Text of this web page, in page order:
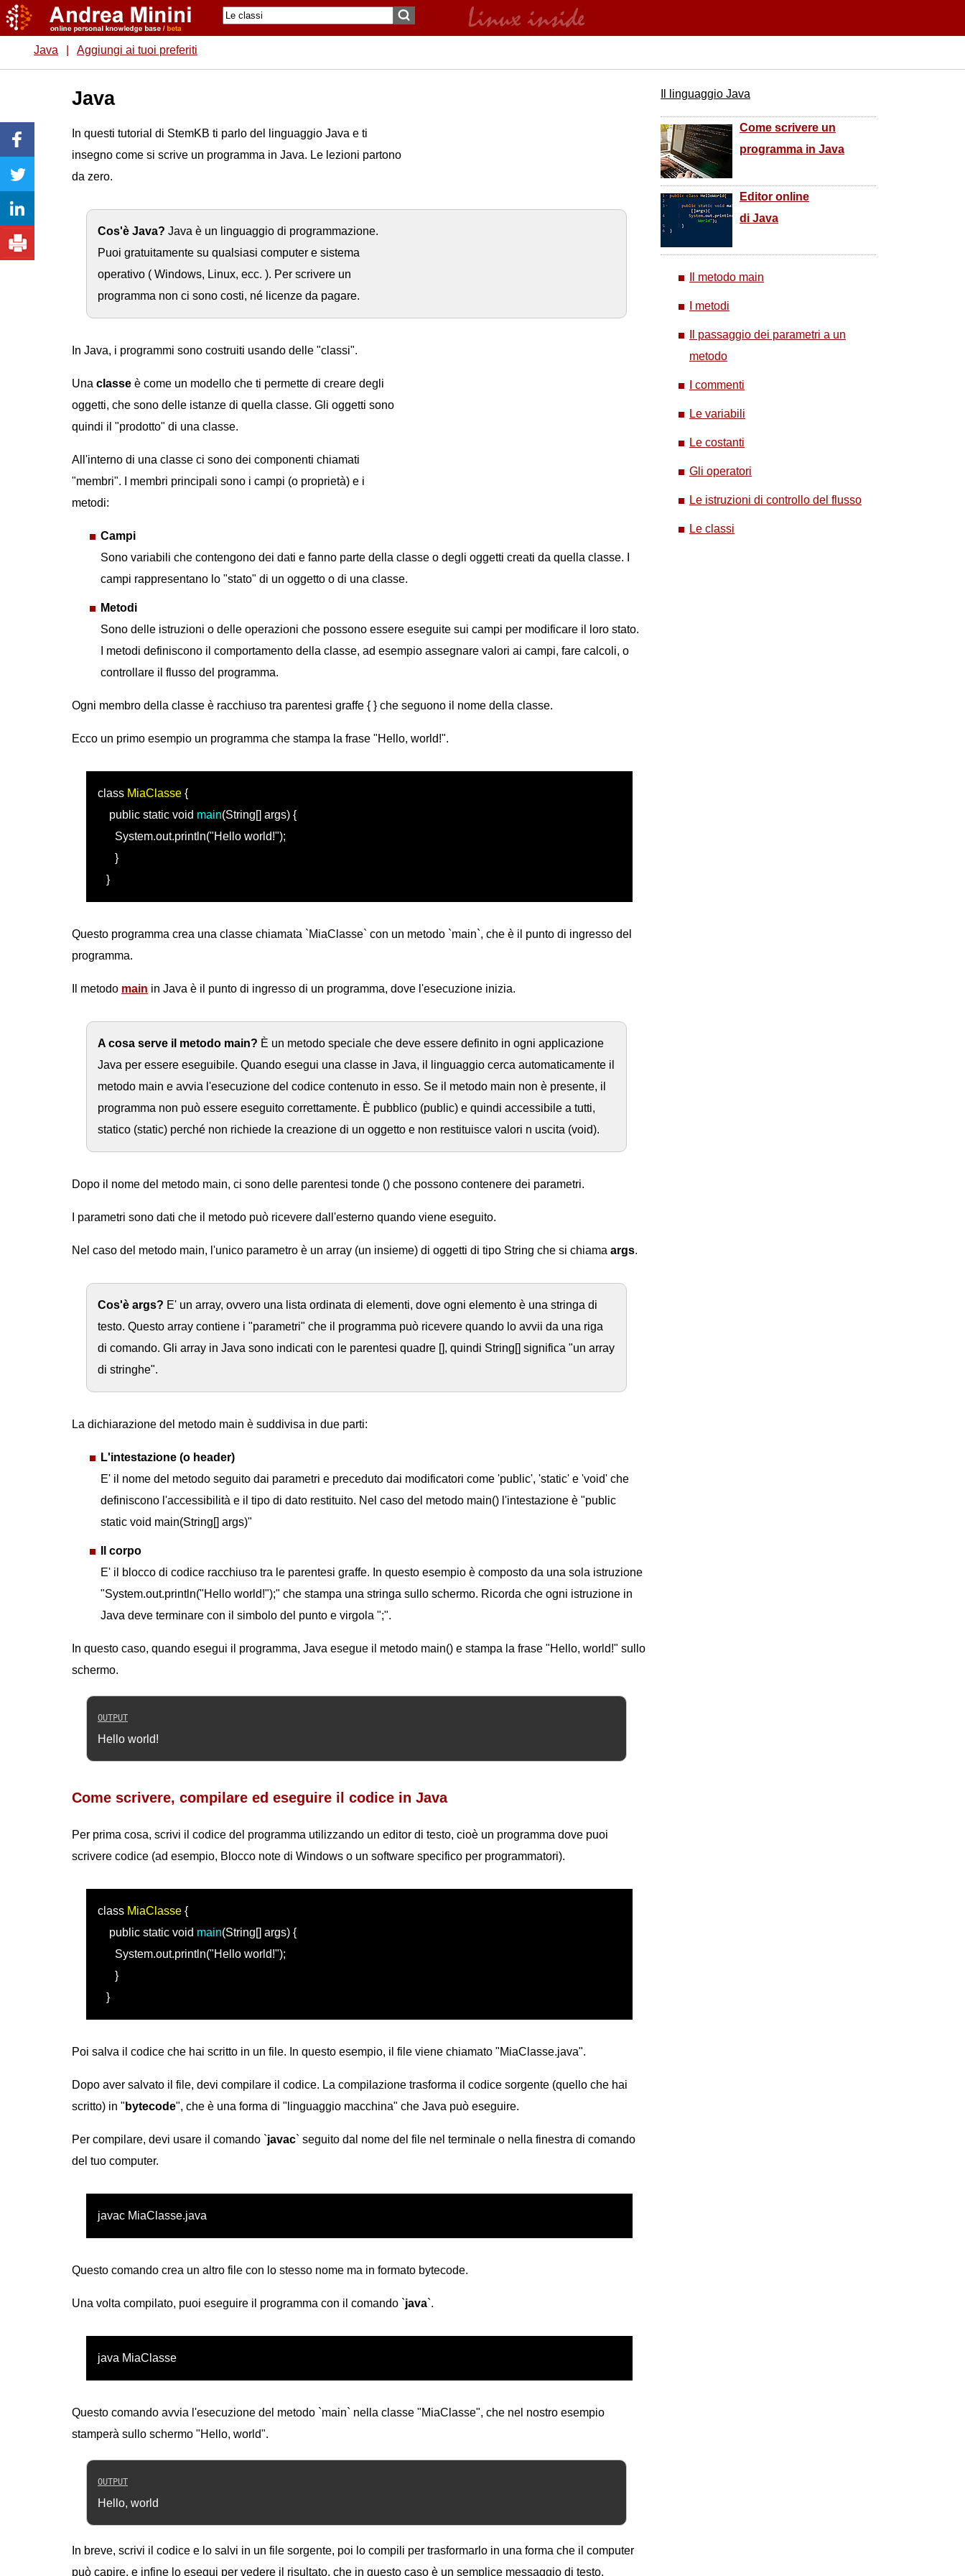
Java Aggiungi ai tuoi preferiti
Java
In questi tutorial di StemKB ti parlo del linguaggio Java e ti
insegno come si scrive un programma in Java. Le lezioni partono
da zero.
Cos'è Java? Java è un linguaggio di programmazione.
Puoi gratuitamente su qualsiasi computer e sistema
operativo ( Windows, Linux, ecc. ). Per scrivere un
programma non ci sono costi, né licenze da pagare.
In Java, i programmi sono costruiti usando delle "classi".
Una classe è come un modello che ti permette di creare degli
oggetti, che sono delle istanze di quella classe. Gli oggetti sono
quindi il "prodotto" di una classe.
All'interno di una classe ci sono dei componenti chiamati
"membri". I membri principali sono i campi (o proprietà) e i
metodi:
Campi
Sono variabili che contengono dei dati e fanno parte della classe o degli oggetti creati da quella classe. I
campi rappresentano lo "stato" di un oggetto o di una classe.
Metodi
Sono delle istruzioni o delle operazioni che possono essere eseguite sui campi per modificare il loro stato.
I metodi definiscono il comportamento della classe, ad esempio assegnare valori ai campi, fare calcoli, o
controllare il flusso del programma.
Ogni membro della classe è racchiuso tra parentesi graffe { } che seguono il nome della classe.
Ecco un primo esempio un programma che stampa la frase "Hello, world!".
class MiaClasse {
public static void main(String[] args) {
System.out.println("Hello world!");
}
}
Questo programma crea una classe chiamata `MiaClasse` con un metodo `main`, che è il punto di ingresso del
programma.
Il metodo main in Java è il punto di ingresso di un programma, dove l'esecuzione inizia.
A cosa serve il metodo main? È un metodo speciale che deve essere definito in ogni applicazione
Java per essere eseguibile. Quando esegui una classe in Java, il linguaggio cerca automaticamente il
metodo main e avvia l'esecuzione del codice contenuto in esso. Se il metodo main non è presente, il
programma non può essere eseguito correttamente. È pubblico (public) e quindi accessibile a tutti,
statico (static) perché non richiede la creazione di un oggetto e non restituisce valori n uscita (void).
Dopo il nome del metodo main, ci sono delle parentesi tonde () che possono contenere dei parametri.
I parametri sono dati che il metodo può ricevere dall'esterno quando viene eseguito.
Nel caso del metodo main, l'unico parametro è un array (un insieme) di oggetti di tipo String che si chiama args.
Cos'è args? E' un array, ovvero una lista ordinata di elementi, dove ogni elemento è una stringa di
testo. Questo array contiene i "parametri" che il programma può ricevere quando lo avvii da una riga
di comando. Gli array in Java sono indicati con le parentesi quadre [], quindi String[] significa "un array
di stringhe".
La dichiarazione del metodo main è suddivisa in due parti:
L'intestazione (o header)
E' il nome del metodo seguito dai parametri e preceduto dai modificatori come 'public', 'static' e 'void' che
definiscono l'accessibilità e il tipo di dato restituito. Nel caso del metodo main() l'intestazione è "public
static void main(String[] args)"
Il corpo
E' il blocco di codice racchiuso tra le parentesi graffe. In questo esempio è composto da una sola istruzione
"System.out.println("Hello world!");" che stampa una stringa sullo schermo. Ricorda che ogni istruzione in
Java deve terminare con il simbolo del punto e virgola ";".
In questo caso, quando esegui il programma, Java esegue il metodo main() e stampa la frase "Hello, world!" sullo
schermo.
Hello world!
Come scrivere, compilare ed eseguire il codice in Java
Per prima cosa, scrivi il codice del programma utilizzando un editor di testo, cioè un programma dove puoi
scrivere codice (ad esempio, Blocco note di Windows o un software specifico per programmatori).
class MiaClasse {
public static void main(String[] args) {
System.out.println("Hello world!");
}
}
Poi salva il codice che hai scritto in un file. In questo esempio, il file viene chiamato "MiaClasse.java".
Dopo aver salvato il file, devi compilare il codice. La compilazione trasforma il codice sorgente (quello che hai
scritto) in " bytecode", che è una forma di "linguaggio macchina" che Java può eseguire.
Per compilare, devi usare il comando `javac` seguito dal nome del file nel terminale o nella finestra di comando
del tuo computer.
javac MiaClasse.java
Questo comando crea un altro file con lo stesso nome ma in formato bytecode.
Una volta compilato, puoi eseguire il programma con il comando `java`.
java MiaClasse
Questo comando avvia l'esecuzione del metodo `main` nella classe "MiaClasse", che nel nostro esempio
stamperà sullo schermo "Hello, world".
Hello, world
In breve, scrivi il codice e lo salvi in un file sorgente, poi lo compili per trasformarlo in una forma che il computer
può capire, e infine lo esegui per vedere il risultato, che in questo caso è un semplice messaggio di testo.
Il linguaggio Java
Come scrivere un
programma in Java
Editor online
di Java
Il metodo main
I metodi
Il passaggio dei parametri a un
metodo
I commenti
Le variabili
Le costanti
Gli operatori
Le istruzioni di controllo del flusso
Le classi